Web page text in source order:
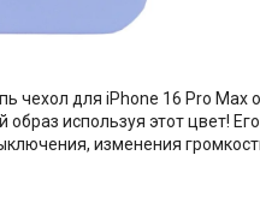
чехол для iPhone 16 Pro Max
используя этот цвет!
изменения